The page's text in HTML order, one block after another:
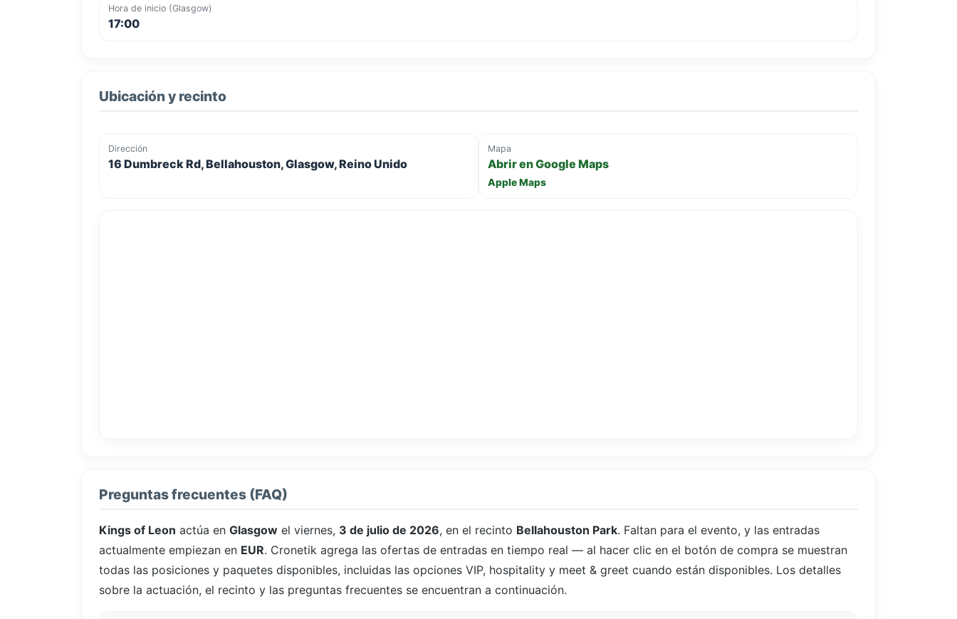
Hora de inicio (Glasgow)
17:00
Ubicación y recinto
Dirección
16 Dumbreck Rd, Bellahouston, Glasgow, Reino Unido
Mapa
Abrir en Google Maps
Apple Maps
Preguntas frecuentes (FAQ)
Kings of Leon actúa en Glasgow el viernes, 3 de julio de 2026, en el recinto Bellahouston Park. Faltan para el evento, y las entradas
actualmente empiezan en EUR. Cronetik agrega las ofertas de entradas en tiempo real — al hacer clic en el botón de compra se muestran
todas las posiciones y paquetes disponibles, incluidas las opciones VIP, hospitality y meet & greet cuando están disponibles. Los detalles
sobre la actuación, el recinto y las preguntas frecuentes se encuentran a continuación.